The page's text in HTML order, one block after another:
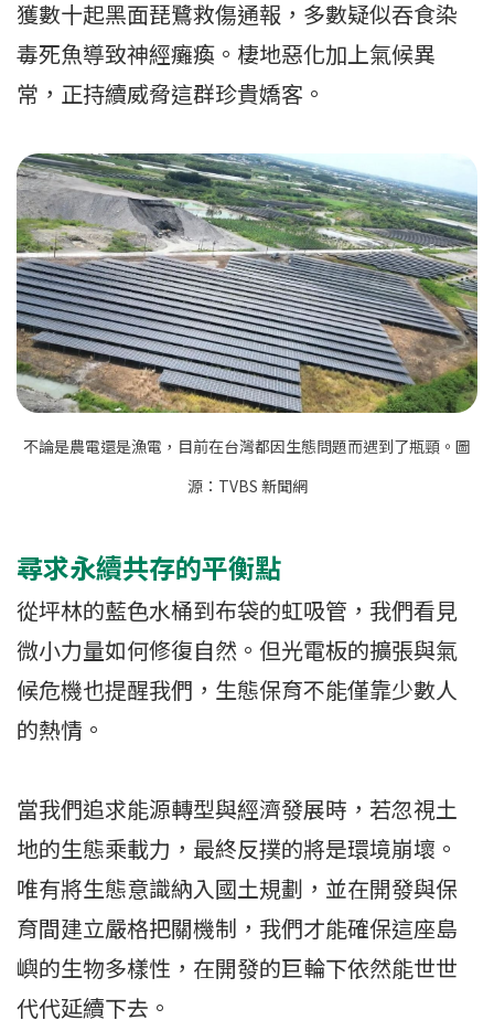
獲數十起黑面琵鷺救傷通報，多數疑似吞食染
毒死魚導致神經癱瘓。棲地惡化加上氣候異
常，正持續威脅這群珍貴嬌客。
不論是農電還是漁電，目前在台灣都因生態問題而遇到了瓶頸。圖
源：TVBS 新聞網
尋求永續共存的平衡點
從坪林的藍色水桶到布袋的虹吸管，我們看見
微小力量如何修復自然。但光電板的擴張與氣
候危機也提醒我們，生態保育不能僅靠少數人
的熱情。
當我們追求能源轉型與經濟發展時，若忽視土
地的生態乘載力，最終反撲的將是環境崩壞。
唯有將生態意識納入國土規劃，並在開發與保
育間建立嚴格把關機制，我們才能確保這座島
嶼的生物多樣性，在開發的巨輪下依然能世世
代代延續下去。